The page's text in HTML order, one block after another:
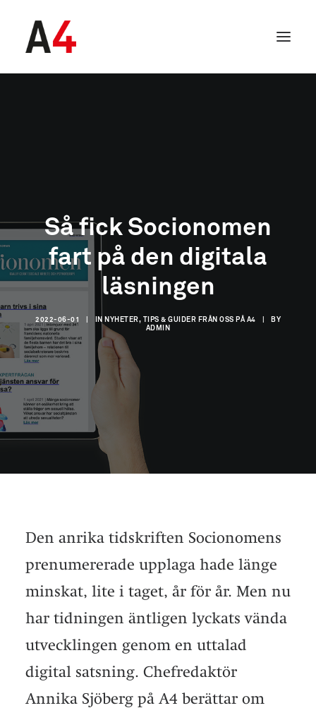
SEARCH
Så fick Socionomen
fart på den digitala
läsningen
2022-06-01 IN NYHETER, TIPS & GUIDER FRÅN OSS PÅ A4
BY
ADMIN
Den anrika tidskriften Socionomens
prenumererade upplaga hade länge
minskat, lite i taget, år för år. Men nu
har tidningen äntligen lyckats vända
utvecklingen genom en uttalad
digital satsning. Chefredaktör
Annika Sjöberg på A4 berättar om